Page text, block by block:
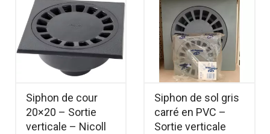
Siphon de cour
20×20 – Sortie
verticale – Nicoll
Siphon de sol gris
carré en PVC –
Sortie verticale